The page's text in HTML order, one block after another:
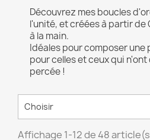
Découvrez mes boucles
l'unité, et créées à partir de
à la main.
Idéales pour composer une
pour celles et ceux qui
percée !
Choisir
Affichage 1-12 de 48